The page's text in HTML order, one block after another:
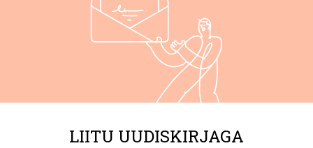
LIITU UUDISKIRJAGA